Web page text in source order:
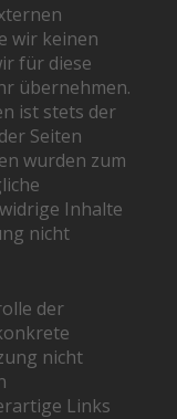
wir keinen
für diese
übernehmen.
ist stets der
Seiten
wurden zum
Inhalte
nicht
der
nicht
Links